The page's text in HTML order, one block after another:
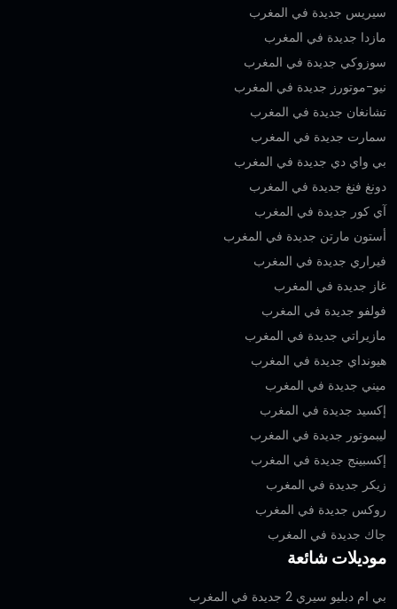
سيريس جديدة في المغرب
مازدا جديدة في المغرب
سوزوكي جديدة في المغرب
نيو-موتورز جديدة في المغرب
تشانغان جديدة في المغرب
سمارت جديدة في المغرب
بي واي دي جديدة في المغرب
دونغ فنغ جديدة في المغرب
آي كور جديدة في المغرب
أستون مارتن جديدة في المغرب
فيراري جديدة في المغرب
غاز جديدة في المغرب
فولفو جديدة في المغرب
مازيراتي جديدة في المغرب
هيونداي جديدة في المغرب
ميني جديدة في المغرب
إكسيد جديدة في المغرب
ليبموتور جديدة في المغرب
إكسبينج جديدة في المغرب
زيكر جديدة في المغرب
روكس جديدة في المغرب
جاك جديدة في المغرب
موديلات شائعة
بي ام دبليو سيري 2 جديدة في المغرب